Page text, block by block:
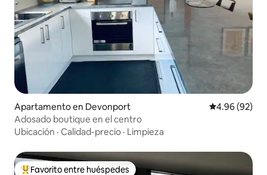
Apartamento en Devonport Calificación
4.96 (92)
Adosado boutique en el centro
Ubicación · Calidad-precio · Limpieza
Favorito entre huéspedes